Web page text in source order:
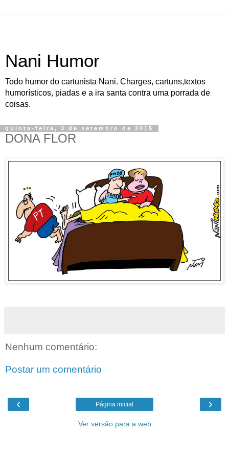
Nani Humor
Todo humor do cartunista Nani. Charges, cartuns,textos
humorísticos, piadas e a ira santa contra uma porrada de
coisas.
quinta-feira, 3 de setembro de 2015
DONA FLOR
Nenhum comentário:
Postar um comentário
‹ ›
Página inicial
Ver versão para a web